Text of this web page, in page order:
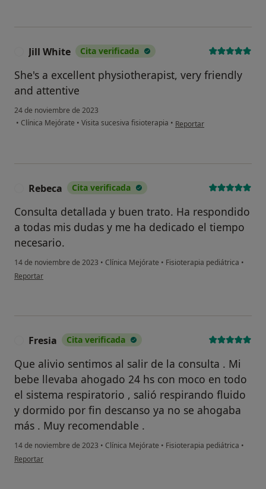
Jill White Cita verificada
She's a excellent physiotherapist, very friendly
and attentive
24 de noviembre de 2023
• Clínica Mejórate • Visita sucesiva fisioterapia • en opinión del usuario Jill
Reportar
Rebeca Cita verificada
Consulta detallada y buen trato. Ha respondido
a todas mis dudas y me ha dedicado el tiempo
necesario.
14 de noviembre de 2023 • Clínica Mejórate • Fisioterapia pediátrica •
en opinión del usuario Rebeca
Reportar
Fresia Cita verificada
Que alivio sentimos al salir de la consulta . Mi
bebe llevaba ahogado 24 hs con moco en todo
el sistema respiratorio , salió respirando fluido
y dormido por fin descanso ya no se ahogaba
más . Muy recomendable .
14 de noviembre de 2023 • Clínica Mejórate • Fisioterapia pediátrica •
en opinión del usuario Fresia
Reportar